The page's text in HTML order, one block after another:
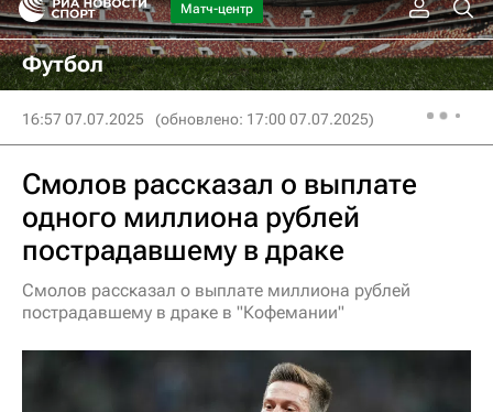
Матч-центр
Футбол
16:57 07.07.2025 (обновлено: 17:00 07.07.2025)
Смолов рассказал о выплате
одного миллиона рублей
пострадавшему в драке
Смолов рассказал о выплате миллиона рублей
пострадавшему в драке в "Кофемании"